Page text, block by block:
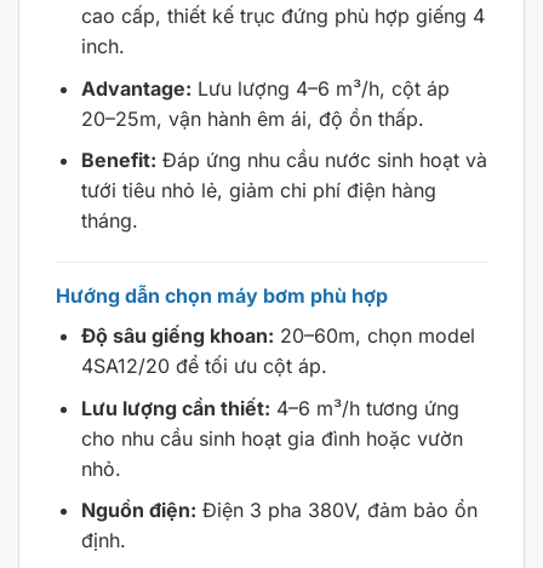
cao cấp, thiết kế trục đứng phù hợp giếng 4
inch.
Advantage: Lưu lượng 4–6 m³/h, cột áp
20–25m, vận hành êm ái, độ ồn thấp.
Benefit: Đáp ứng nhu cầu nước sinh hoạt và
tưới tiêu nhỏ lẻ, giảm chi phí điện hàng
tháng.
Hướng dẫn chọn máy bơm phù hợp
Độ sâu giếng khoan: 20–60m, chọn model
4SA12/20 để tối ưu cột áp.
Lưu lượng cần thiết: 4–6 m³/h tương ứng
cho nhu cầu sinh hoạt gia đình hoặc vườn
nhỏ.
Nguồn điện: Điện 3 pha 380V, đảm bảo ổn
định.